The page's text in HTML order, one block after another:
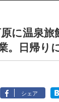
に温泉
。日帰り
シェア